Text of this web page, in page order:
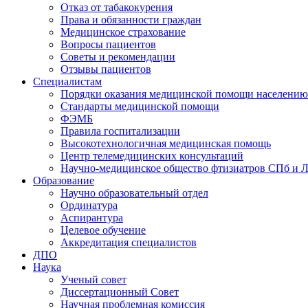
Отказ от табакокурения
Права и обязанности граждан
Медицинское страхование
Вопросы пациентов
Советы и рекомендации
Отзывы пациентов
Специалистам
Порядки оказания медицинской помощи населению
Стандарты медицинской помощи
ФЭМБ
Правила госпитализации
Высокотехнологичная медицинская помощь
Центр телемедицинских консультаций
Научно-медицинское общество фтизиатров СПб и
Образование
Научно образовательный отдел
Ординатура
Аспирантура
Целевое обучение
Аккредитация специалистов
ДПО
Наука
Ученый совет
Диссертационный Совет
Научная проблемная комиссия